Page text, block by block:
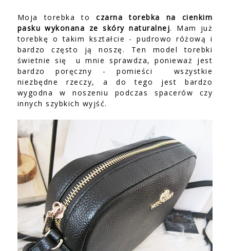
Moja torebka toczarna torebka na cienkim
pasku wykonana ze skóry naturalnej. Mam już
torebkę o takim kształcie - pudrowo różową i
bardzo często ją noszę. Ten model torebki
świetnie się u mnie sprawdza, ponieważ jest
bardzo poręczny - pomieści wszystkie
niezbędne rzeczy, a do tego jest bardzo
wygodna w noszeniu podczas spacerów czy
innych szybkich wyjść.